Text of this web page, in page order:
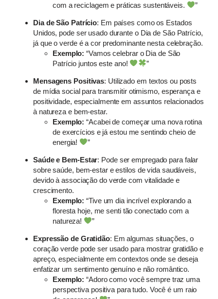
com a reciclagem e práticas sustentáveis.
”
Dia de São Patrício: Em países como os Estados
Unidos, pode ser usado durante o Dia de São Patrício,
já que o verde é a cor predominante nesta celebração.
Exemplo:“Vamos celebrar o Dia de São
Patrício juntos este ano!
”
Mensagens Positivas: Utilizado em textos ou posts
de mídia social para transmitir otimismo, esperança e
positividade, especialmente em assuntos relacionados
à natureza e bem-estar.
Exemplo:“Acabei de começar uma nova rotina
de exercícios e já estou me sentindo cheio de
energia!
”
Saúde e Bem-Estar: Pode ser empregado para falar
sobre saúde, bem-estar e estilos de vida saudáveis,
devido à associação do verde com vitalidade e
crescimento.
Exemplo:“Tive um dia incrível explorando a
floresta hoje, me senti tão conectado com a
natureza!
”
Expressão de Gratidão: Em algumas situações, o
coração verde pode ser usado para mostrar gratidão e
apreço, especialmente em contextos onde se deseja
enfatizar um sentimento genuíno e não romântico.
Exemplo: “Adoro como você sempre traz uma
perspectiva positiva para tudo. Você é um raio